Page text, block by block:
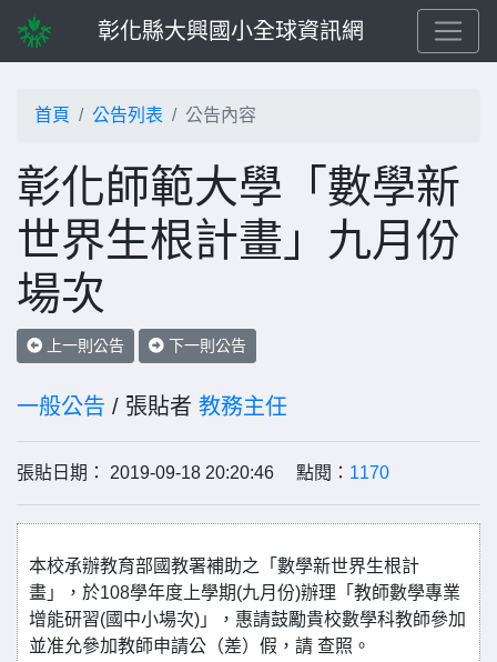
彰化縣大興國小全球資訊網
首頁 公告列表 公告內容
彰化師範大學「數學新
世界生根計畫」九月份
場次
上一則公告 下一則公告
一般公告 / 張貼者 教務主任
張貼日期： 2019-09-18 20:20:46 點閱： 1170
本校承辦教育部國教署補助之「數學新世界生根計
畫」，於108學年度上學期(九月份)辦理「教師數學專業
增能研習(國中小場次)」，惠請鼓勵貴校數學科教師參加
並准允參加教師申請公（差）假，請 查照。